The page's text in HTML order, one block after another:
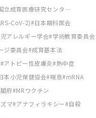
立成育医療研究センタ―
CoV-2)
日本眼科医会
アレルギー学会 学術教育委員会
ジ委員会 成育基本法
アトピー性皮膚炎 熱中症
本小児保健協会 喘息 mRNA
府 MRワクチン
マ アナフィラキシー 自殺